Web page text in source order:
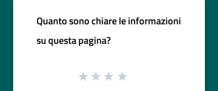
Quanto sono chiare le informazioni
su questa pagina?